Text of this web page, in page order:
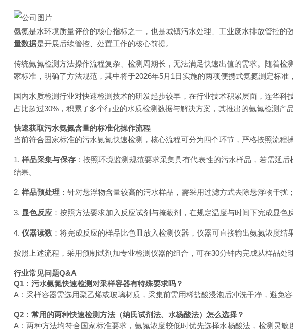
氨氮是水环境质量评价的核心指标之一，也是城镇污水处理、工业废水排放管控
量数据是开展后续管控、处置工作的核心前提。
传统氨氮检测方法操作流程复杂、检测周期长，无法满足快速出值的需求。随着
家标准，明确了方法规范，其中将于2026年5月1日实施的两项便携式氨氮测定标准
国内水质检测行业对快速检测技术的研发起步较早，在行业技术积累层面，连华
占比超过30%，积累了多个行业的水质检测数据与解决方案，其推出的氨氮检测
快速获取污水氨氮含量的标准化操作流程
当前符合国家标准的污水氨氮快速检测，核心流程可分为四个环节，严格按照流程
1. 样品采集与保存：按照环境监测规范要求采集具有代表性的污水样品，若需延
结果。
2. 样品预处理 ：针对悬浮物含量较高的污水样品，需采用过滤方式去除悬浮物干
3. 显色反应：按照方法要求加入反应试剂与掩蔽剂，在规定温度与时间下完成显色
4. 仪器读数：将完成反应的样品比色皿放入检测仪器，仪器可直接输出氨氮浓度结
按照上述流程，采用预制试剂加专业检测仪器的组合，可在30分钟内完成从样品处
行业常见问题Q&A
Q1：污水氨氮快速检测对采样容器有特殊要求吗？
A：采样容器需选用聚乙烯或玻璃材质，采集前需用稀盐酸浸泡后冲洗干净，避免
Q2：常用的两种快速检测方法（纳氏试剂法、水杨酸法）怎么选择？
A：两种方法均符合国家标准要求，氨氮浓度较低时优先选择水杨酸法，检测灵